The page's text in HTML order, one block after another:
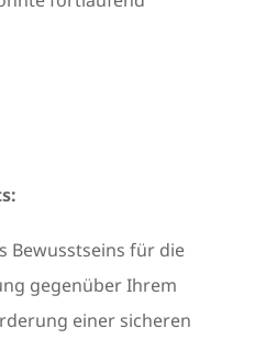
Bewusstseins für die
gegenüber Ihrem
einer sicheren